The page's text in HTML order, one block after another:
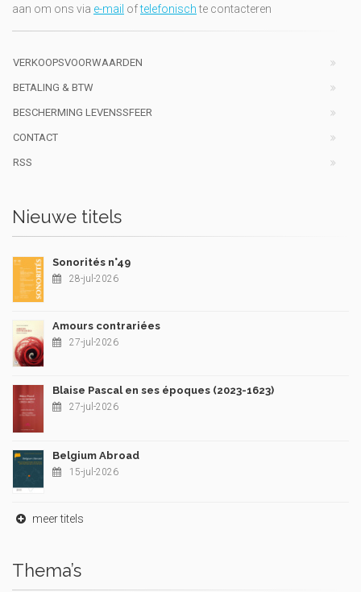
aan om ons via e-mail oftelefonischte contacteren
VERKOOPSVOORWAARDEN
BETALING & BTW
BESCHERMING LEVENSSFEER
CONTACT
RSS
Nieuwe titels
Sonorités n°49
28-jul-2026
Amours contrariées
27-jul-2026
Blaise Pascal en ses époques (2023-1623)
27-jul-2026
Belgium Abroad
15-jul-2026
meer titels
Thema’s